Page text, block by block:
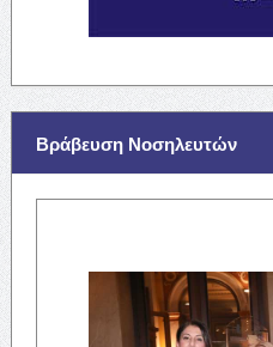
Βράβευση Νοσηλευτών